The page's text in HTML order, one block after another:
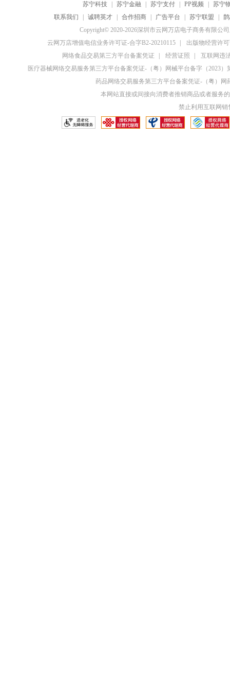
苏宁科技 苏宁金融 苏宁支付 PP视频
苏宁
联系我们
诚聘英才 合作招商 广告平台 苏宁联盟
Copyright© 2020-2026深圳市云网万店电子商务有限公
云网万店增值电信业务许可证-合字B2-20210115
出版物经营许
网络食品交易第三方平台备案凭证
经营证照
互联网违
医疗器械网络交易服务第三方平台备案凭证-（粤）网械平台备字（2023）
药品网络交易服务第三方平台备案凭证-（粤）网
本网站直接或间接向消费者推销商品或者服务
禁止利用互联网销